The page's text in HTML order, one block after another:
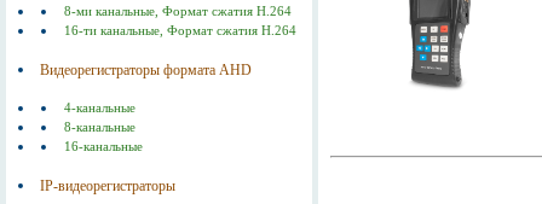
8-ми канальные, Формат сжатия Н.264
16-ти канальные, Формат сжатия Н.264
Видеорегистраторы формата AHD
4-канальные
8-канальные
16-канальные
IP-видеорегистраторы